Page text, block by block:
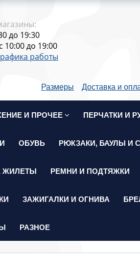
до 19:30
c 10:00 до 19:00
работы
Размеры Доставка и
И ПРОЧЕЕ ПЕРЧАТКИ И
ОБУВЬ РЮКЗАКИ, БАУЛЫ И
ЖИЛЕТЫ РЕМНИ И ПОДТЯЖКИ
ЗАЖИГАЛКИ И ОГНИВА
РАЗНОЕ